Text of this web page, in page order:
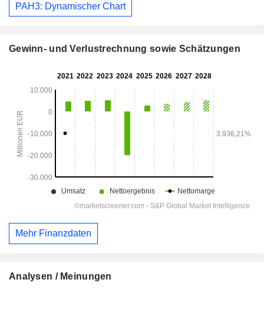
PAH3: Dynamischer Chart
Gewinn- und Verlustrechnung sowie Schätzungen
Mehr Finanzdaten
Analysen / Meinungen